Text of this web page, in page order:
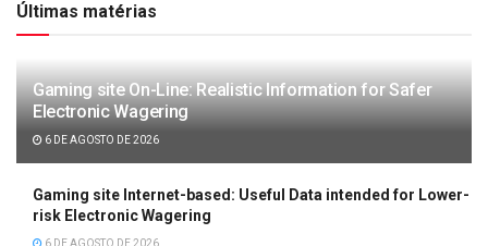
Últimas matérias
Gaming site On-Line: Realistic Information for Safer
Electronic Wagering
6 DE AGOSTO DE 2026
Gaming site Internet-based: Useful Data intended for Lower-
risk Electronic Wagering